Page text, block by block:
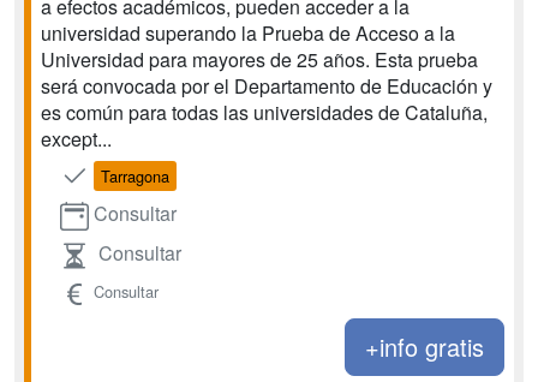
a efectos académicos, pueden acceder a la
universidad superando la Prueba de Acceso a la
Universidad para mayores de 25 años. Esta prueba
será convocada por el Departamento de Educación y
es común para todas las universidades de Cataluña,
except...
Tarragona
Consultar
Consultar
Consultar
+info gratis